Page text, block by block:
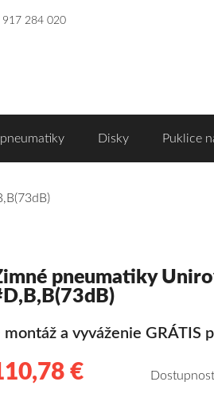
284 020
Disky Puklice
pneumatiky
montáž a vyváženie GRÁTIS
€